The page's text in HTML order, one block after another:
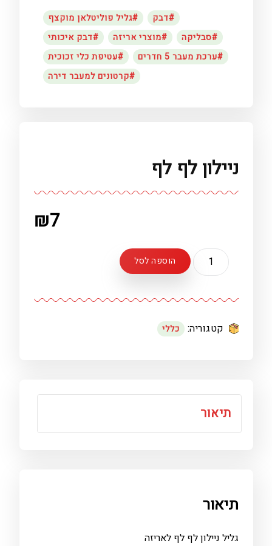
גליל פוליטלאן מוקצף
דבק
דבק איכותי
מוצרי אריזה
סבליקה
עטיפת כלי זכוכית
ערכת מעבר 5 חדרים
קרטונים למעבר דירה
ניילון לף לף
₪7
כמות
של
לף
הוספה לסל
קטגוריה: כללי
תיאור
תיאור
גליל ניילון לף לף לאריזה